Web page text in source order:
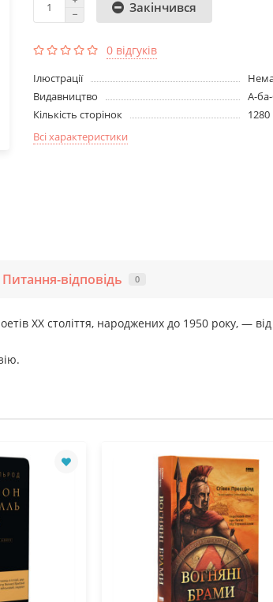
Закінчився
0 відгуків
Ілюстрації
Видавництво
А-
Кількість сторінок
1280
Всі характеристики
Питання-відповідь 0
ХХ століття, народжених до 1950 року, —